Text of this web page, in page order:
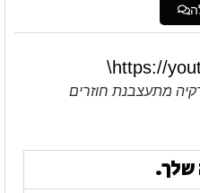
https://
מתעצבנת חוזרים
שלך.